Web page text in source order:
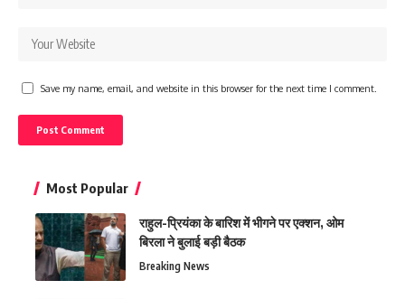
Save my name, email, and website in this browser for the next time I comment.
Most Popular
राहुल-प्रियंका के बारिश में भीगने पर एक्शन, ओम
बिरला ने बुलाई बड़ी बैठक
Breaking News